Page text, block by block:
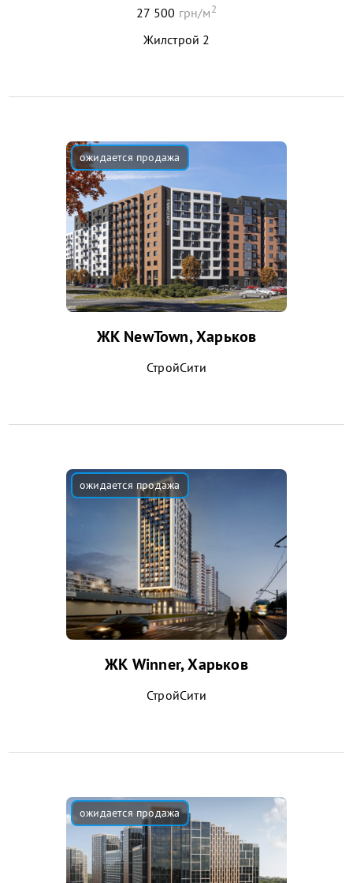
27 500 грн/м2
Жилстрой 2
ЖК NewTown, Харьков
СтройСити
ЖК Winner, Харьков
СтройСити